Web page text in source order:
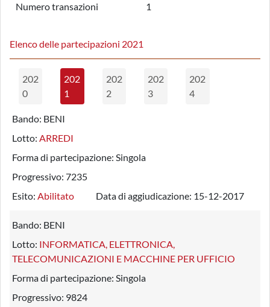
Numero transazioni 1
Elenco delle partecipazioni 2021
202
0
202
1
202
2
202
3
202
4
Bando: BENI
Lotto: ARREDI
Forma di partecipazione: Singola
Progressivo: 7235
Esito: Abilitato Data di aggiudicazione: 15-12-2017
Bando: BENI
Lotto: INFORMATICA, ELETTRONICA,
TELECOMUNICAZIONI E MACCHINE PER UFFICIO
Forma di partecipazione: Singola
Progressivo: 9824